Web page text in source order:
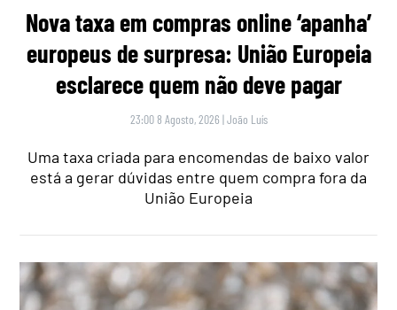
Nova taxa em compras online ‘apanha’
europeus de surpresa: União Europeia
esclarece quem não deve pagar
23:00 8 Agosto, 2026 |João Luís
Uma taxa criada para encomendas de baixo valor
está a gerar dúvidas entre quem compra fora da
União Europeia